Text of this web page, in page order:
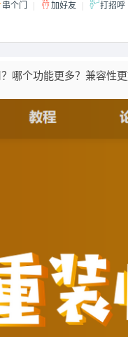
串个门 加好友 打招呼
哪个功能更多？兼容性更